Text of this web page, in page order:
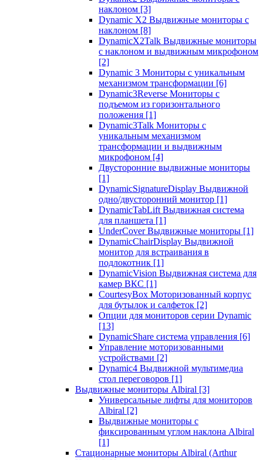
наклоном [3]
Dynamic X2 Выдвижные мониторы с
наклоном [8]
DynamicX2Talk Выдвижные мониторы
с наклоном и выдвижным микрофоном
[2]
Dynamic 3 Мониторы с уникальным
механизмом трансформации [6]
Dynamic3Reverse Мониторы с
подъемом из горизонтального
положения [1]
Dynamic3Talk Мониторы с
уникальным механизмом
трансформации и выдвижным
микрофоном [4]
Двусторонние выдвижные мониторы
[1]
DynamicSignatureDisplay Выдвижной
одно/двусторонний монитор [1]
DynamicTabLift Выдвижная система
для планшета [1]
UnderCover Выдвижные мониторы [1]
DynamicChairDisplay Выдвижной
монитор для встраивания в
подлокотник [1]
DynamicVision Выдвижная система для
камер ВКС [1]
CourtesyBox Моторизованный корпус
для бутылок и салфеток [2]
Опции для мониторов серии Dynamic
[13]
DynamicShare система управления [6]
Управление моторизованными
устройствами [2]
Dynamic4 Выдвижной мультимедиа
стол переговоров [1]
Выдвижные мониторы Albiral [3]
Универсальные лифты для мониторов
Albiral [2]
Выдвижные мониторы с
фиксированным углом наклона Albiral
[1]
Стационарные мониторы Albiral (Arthur